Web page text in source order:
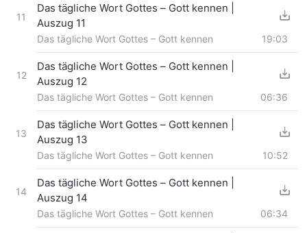
11
Das tägliche Wort Gottes – Gott kennen |
Auszug 11
Das tägliche Wort Gottes – Gott kennen 19:03
12
Das tägliche Wort Gottes – Gott kennen |
Auszug 12
Das tägliche Wort Gottes – Gott kennen 06:36
13
Das tägliche Wort Gottes – Gott kennen |
Auszug 13
Das tägliche Wort Gottes – Gott kennen 10:52
14
Das tägliche Wort Gottes – Gott kennen |
Auszug 14
Das tägliche Wort Gottes – Gott kennen 06:34